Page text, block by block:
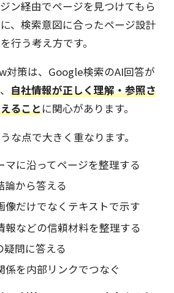
ン経由でページを見つけてもら
、検索意図に合ったページ設計
行う考え方です。
対策は、Google検索のAI回答が
自社情報が正しく理解・参照さ
ることに関心があります。
な点で大きく重なります。
マに沿ってページを整理する
論から答える
像だけでなくテキストで示す
報などの信頼材料を整理する
疑問に答える
係を内部リンクでつなぐ